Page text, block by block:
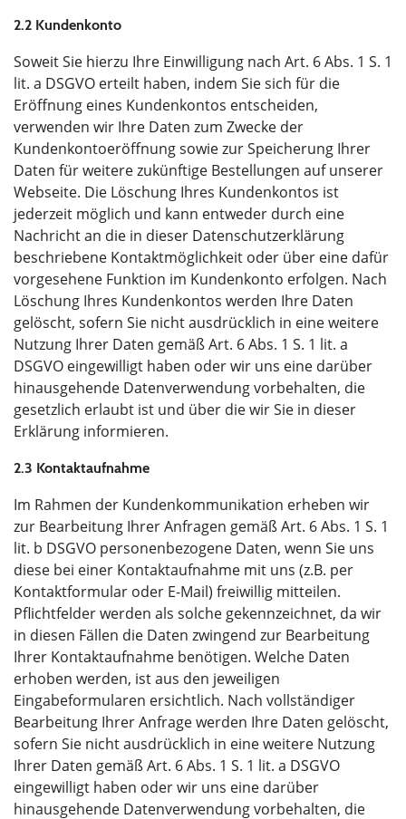
2.2 Kundenkonto
Soweit Sie hierzu Ihre Einwilligung nach Art. 6 Abs. 1 S. 1
lit. a DSGVO erteilt haben, indem Sie sich für die
Eröffnung eines Kundenkontos entscheiden,
verwenden wir Ihre Daten zum Zwecke der
Kundenkontoeröffnung sowie zur Speicherung Ihrer
Daten für weitere zukünftige Bestellungen auf unserer
Webseite. Die Löschung Ihres Kundenkontos ist
jederzeit möglich und kann entweder durch eine
Nachricht an die in dieser Datenschutzerklärung
beschriebene Kontaktmöglichkeit oder über eine dafür
vorgesehene Funktion im Kundenkonto erfolgen. Nach
Löschung Ihres Kundenkontos werden Ihre Daten
gelöscht, sofern Sie nicht ausdrücklich in eine weitere
Nutzung Ihrer Daten gemäß Art. 6 Abs. 1 S. 1 lit. a
DSGVO eingewilligt haben oder wir uns eine darüber
hinausgehende Datenverwendung vorbehalten, die
gesetzlich erlaubt ist und über die wir Sie in dieser
Erklärung informieren.
2.3 Kontaktaufnahme
Im Rahmen der Kundenkommunikation erheben wir
zur Bearbeitung Ihrer Anfragen gemäß Art. 6 Abs. 1 S. 1
lit. b DSGVO personenbezogene Daten, wenn Sie uns
diese bei einer Kontaktaufnahme mit uns (z.B. per
Kontaktformular oder E-Mail) freiwillig mitteilen.
Pflichtfelder werden als solche gekennzeichnet, da wir
in diesen Fällen die Daten zwingend zur Bearbeitung
Ihrer Kontaktaufnahme benötigen. Welche Daten
erhoben werden, ist aus den jeweiligen
Eingabeformularen ersichtlich. Nach vollständiger
Bearbeitung Ihrer Anfrage werden Ihre Daten gelöscht,
sofern Sie nicht ausdrücklich in eine weitere Nutzung
Ihrer Daten gemäß Art. 6 Abs. 1 S. 1 lit. a DSGVO
eingewilligt haben oder wir uns eine darüber
hinausgehende Datenverwendung vorbehalten, die